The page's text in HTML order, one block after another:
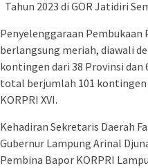
Tahun 2023 di GOR Jatidiri
Penyelenggaraan Pembukaan
berlangsung meriah, diawali
kontingen dari 38 Provinsi
total berjumlah 101 kontingen
KORPRI XVI.
Kehadiran Sekretaris Daerah
Gubernur Lampung Arinal
Pembina Bapor KORPRI